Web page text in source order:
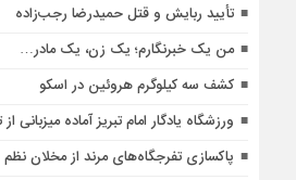
تأیید ربایش و قتل حمیدرضا رجب‌زاده
من یک خبرنگارم؛ یک زن، یک مادر…
کشف سه کیلوگرم هروئین در اسکو
ورزشگاه یادگار امام تبریز آماده میزبانی
پاکسازی تفرجگاه‌های مرند از مخلان